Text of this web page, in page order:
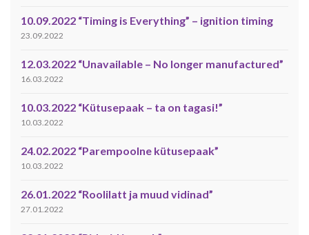
10.09.2022 “Timing is Everything” – ignition timing
23.09.2022
12.03.2022 “Unavailable – No longer manufactured”
16.03.2022
10.03.2022 “Kütusepaak – ta on tagasi!”
10.03.2022
24.02.2022 “Parempoolne kütusepaak”
10.03.2022
26.01.2022 “Roolilatt ja muud vidinad”
27.01.2022